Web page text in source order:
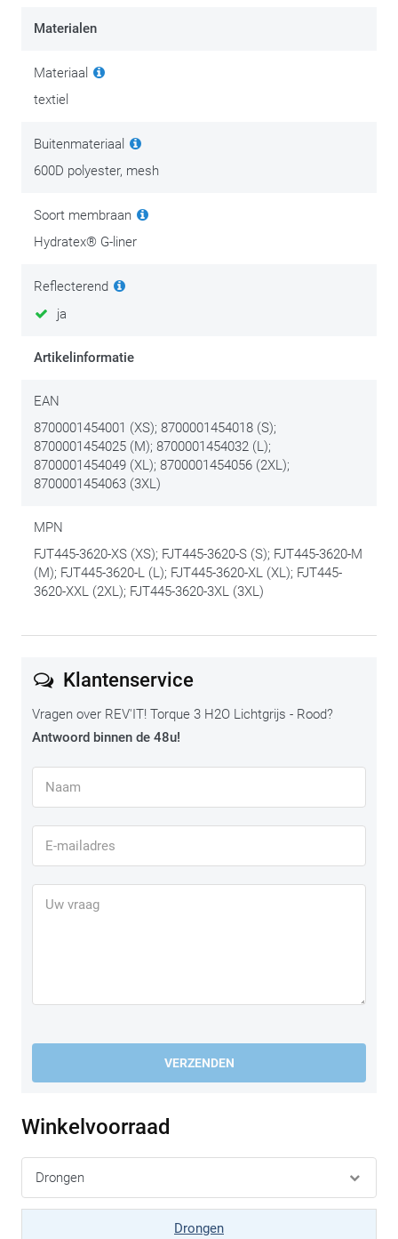
Materialen
Materiaal
textiel
Buitenmateriaal
600D polyester, mesh
Soort membraan
Hydratex® G-liner
Reflecterend
ja
Artikelinformatie
EAN
8700001454001 (XS); 8700001454018 (S);
8700001454025 (M); 8700001454032 (L);
8700001454049 (XL); 8700001454056 (2XL);
8700001454063 (3XL)
MPN
FJT445-3620-XS (XS); FJT445-3620-S (S); FJT445-3620-M
(M); FJT445-3620-L (L); FJT445-3620-XL (XL); FJT445-
3620-XXL (2XL); FJT445-3620-3XL (3XL)
Klantenservice
Vragen over REV'IT! Torque 3 H2O Lichtgrijs - Rood?
Antwoord binnen de 48u!
VERZENDEN
Winkelvoorraad
Drongen